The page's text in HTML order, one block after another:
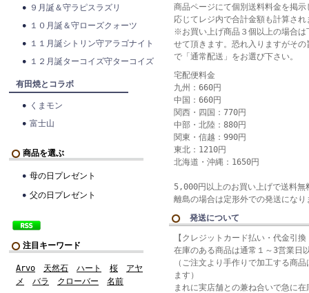
９月誕＆守ラピスラズリ
１０月誕＆守ローズクォーツ
１１月誕シトリン守アラゴナイト
１２月誕ターコイズ守ターコイズ
有田焼とコラボ
くまモン
富士山
商品を選ぶ
母の日プレゼント
父の日プレゼント
注目キーワード
Arvo 天然石 ハート 桜
アヤ
メ
バラ クローバー 名前
商品ページにて個別送料料金を掲
応じてレジ内で合計金額も計算され
※お買い上げ商品３個以上の場合は
せて頂きます。恐れ入りますがそ
で「通常配送」をお選び下さい。
宅配便料金
九州：660円
中国：660円
関西・四国：770円
中部・北陸：880円
関東・信越：990円
東北：1210円
北海道・沖縄：1650円
5,000円以上のお買い上げで送料無
離島の場合は定形外での発送になり
発送について
【クレジットカード払い・代金引
在庫のある商品は通常１～3営業日
（ご注文より手作りで加工する商
ます）
まれに実店舗との兼ね合いで急に